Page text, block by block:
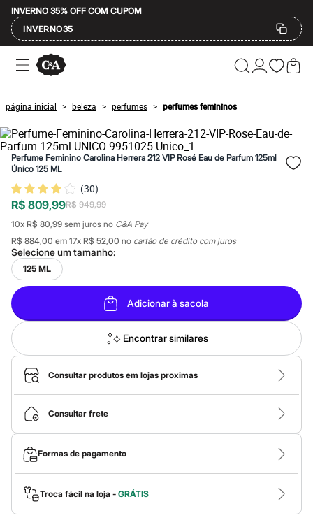
INVERNO 35% OFF COM CUPOM
INVERNO35
Ofertas
Compre por Departamento
Masculino
Infantil
Calçados
Mindse7
Plus Size
Até 20% off
Até 40% off
Até 60% off
A partir de 60% off
Feminino
Em alta
Inverno
Alfaiataria
Novidades
Roupas
Blusas e Camisetas
Básicos
Calças
Casacos e Jaquetas
Jeans
Macacões
Saias
Shorts e Bermudas
Vestidos
Acessórios
Bolsas
Bonés e Chapéus
Bijoux
Cintos
Óculos
Relógios
Calçados
Botas
Chinelos
página inicial > beleza > perfumes > perfumes femininos
Perfume Feminino Carolina Herrera 212 VIP Rosé Eau de Parfum 125ml
Único 125 ML
(30)
R$ 809,99R$ 949,99
10x R$ 80,99 sem juros no C&A Pay
R$ 884,00 em 17x R$ 52,00 no cartão de crédito com juros
Selecione umtamanho:
125 ML
Adicionar à sacola
Encontrar similares
Consultar produtos em lojas proximas
Consultar frete
Formas de pagamento
Troca fácil na loja - GRÁTIS